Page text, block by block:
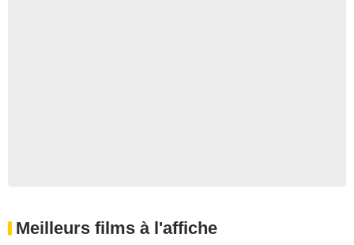
Meilleurs films à l'affiche